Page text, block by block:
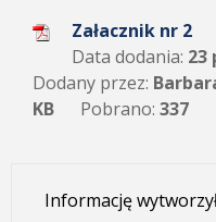
Załacznik nr 2
Data dodania: 23
Dodany przez:
KB
Pobrano: 337
Informację